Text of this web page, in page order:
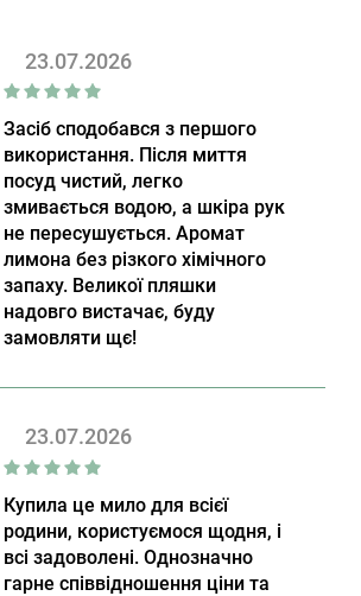
23.07.2026
Засіб сподобався з першого
використання. Після миття
посуд чистий, легко
змивається водою, а шкіра рук
не пересушується. Аромат
лимона без різкого хімічного
запаху. Великої пляшки
надовго вистачає, буду
замовляти щє!
23.07.2026
Купила це мило для всієї
родини, користуємося щодня, і
всі задоволені. Однозначно
гарне співвідношення ціни та